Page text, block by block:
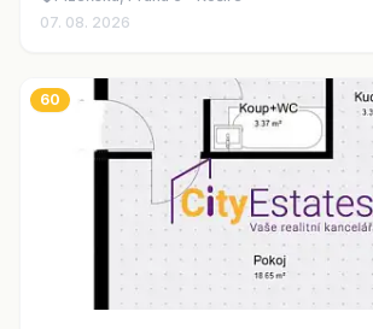
07. 08. 2026
60